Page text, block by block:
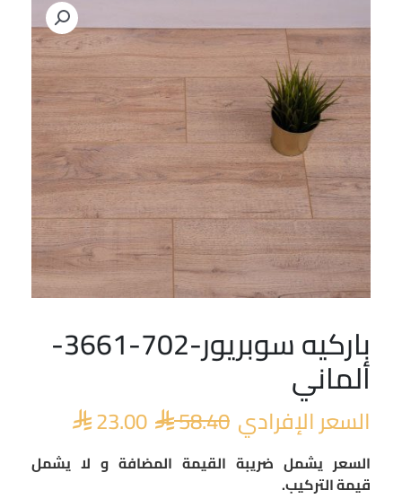
باركيه سوبريور-702-3661-
ألماني
السعر الإفرادي 58.40
السعر
الأصلي
 58.40.
23.00
السعر
الحالي
السعر يشمل ضريبة القيمة المضافة و لا يشمل
قيمة التركيب.